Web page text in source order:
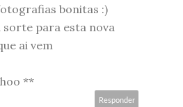
bonitas :)
sorte para esta nova
ai vem
**
Responder